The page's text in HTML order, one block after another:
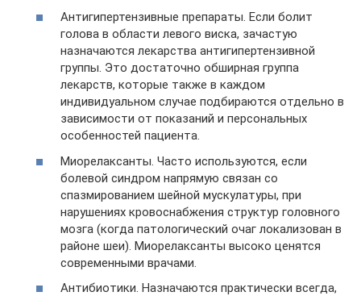
Антигипертензивные препараты. Если болит
голова в области левого виска, зачастую
назначаются лекарства антигипертензивной
группы. Это достаточно обширная группа
лекарств, которые также в каждом
индивидуальном случае подбираются отдельно в
зависимости от показаний и персональных
особенностей пациента.
Миорелаксанты. Часто используются, если
болевой синдром напрямую связан со
спазмированием шейной мускулатуры, при
нарушениях кровоснабжения структур головного
мозга (когда патологический очаг локализован в
районе шеи). Миорелаксанты высоко ценятся
современными врачами.
Антибиотики. Назначаются практически всегда,